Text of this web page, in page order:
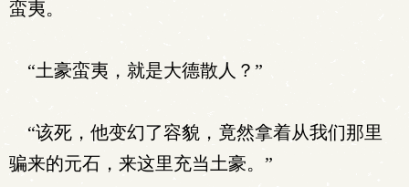
蛮夷。
“土豪蛮夷，就是大德散人？”
“该死，他变幻了容貌，竟然拿着从我们那里
骗来的元石，来这里充当土豪。”